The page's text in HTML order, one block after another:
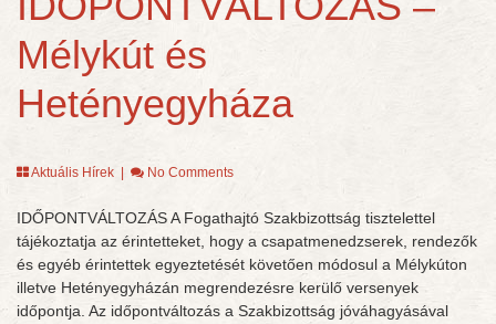
Mélykút és
Hetényegyháza
Aktuális Hírek No Comments
IDŐPONTVÁLTOZÁS A Fogathajtó Szakbizottság tisztelettel
tájékoztatja az érintetteket, hogy a csapatmenedzserek, rendezők
és egyéb érintettek egyeztetését követően módosul a Mélykúton
illetve Hetényegyházán megrendezésre kerülő versenyek
időpontja. Az időpontváltozás a Szakbizottság jóváhagyásával